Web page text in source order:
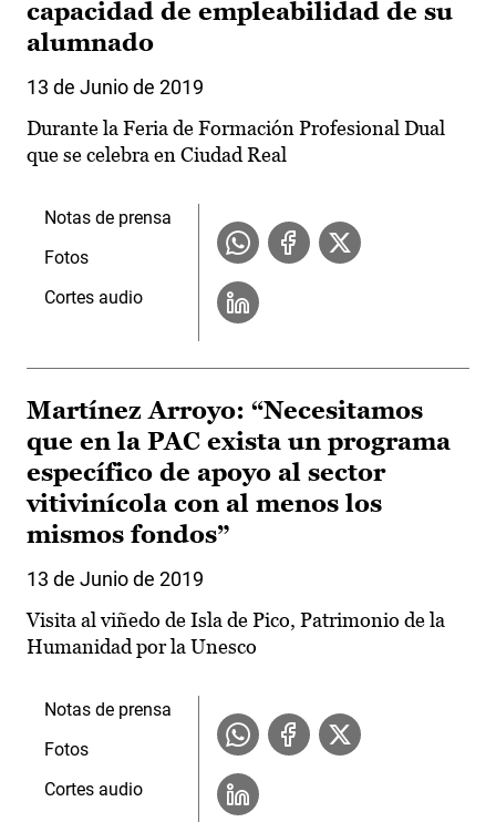
capacidad de empleabilidad de su
alumnado
13 de Junio de 2019
Durante la Feria de Formación Profesional Dual
que se celebra en Ciudad Real
Notas de prensa
Fotos
Cortes audio
Martínez Arroyo: “Necesitamos
que en la PAC exista un programa
específico de apoyo al sector
vitivinícola con al menos los
mismos fondos”
13 de Junio de 2019
Visita al viñedo de Isla de Pico, Patrimonio de la
Humanidad por la Unesco
Notas de prensa
Fotos
Cortes audio